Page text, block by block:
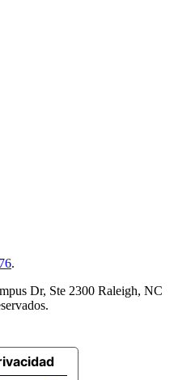
.
Dr, Ste 2300 Raleigh, NC